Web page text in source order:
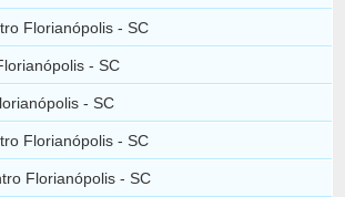
Florianópolis - SC
- SC
- SC
Florianópolis - SC
Florianópolis - SC